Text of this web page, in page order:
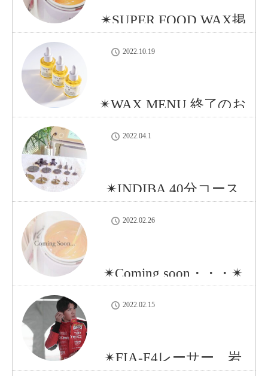
✴︎SUPER FOOD WAX掲
2022.10.19
✴︎WAX MENU 終了のお
2022.04.1
✴︎INDIBA 40分コース
2022.02.26
✴︎Coming soon・・・✴︎
2022.02.15
✴︎FIA-F4レーサー、岩